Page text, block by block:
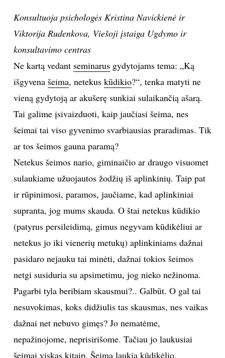
KINAS
TEATRAS
SPORTAS
FOTOGRAFIJA
ORAI
ĮDOMYBĖS
ISTORIJA
KNYGOS
INTERJERAS
NAMAI
Konsultuoja psichologės Kristina Navickienė ir
Viktorija Rudenkova, Viešoji įstaiga Ugdymo ir
konsultavimo centras
Ne kartą vedant seminarusgydytojams tema: „Ką
išgyvena šeima, netekus kūdikio?“, tenka matyti ne
vieną gydytoją ar akušerę sunkiai sulaikančią ašarą.
Tai galime įsivaizduoti, kaip jaučiasi šeima, nes
šeimai tai viso gyvenimo svarbiausias praradimas. Tik
ar tos šeimos gauna paramą?
Netekus šeimos nario, giminaičio ar draugo visuomet
sulaukiame užuojautos žodžių iš aplinkinių. Taip pat
ir rūpinimosi, paramos, jaučiame, kad aplinkiniai
supranta, jog mums skauda. O štai netekus kūdikio
(patyrus persileidimą, gimus negyvam kūdikėliui ar
netekus jo iki vienerių metukų) aplinkiniams dažnai
pasidaro nejauku tai minėti, dažnai tokios šeimos
netgi susiduria su apsimetimu, jog nieko nežinoma.
Pagarbi tyla beribiam skausmui?.. Galbūt. O gal tai
nesuvokimas, koks didžiulis tas skausmas, nes vaikas
dažnai net nebuvo gimęs? Jo nematėme,
nepažinojome, neprisirišome. Tačiau jo laukusiai
šeimai viskas kitaip. Šeima laukia kūdikėlio,